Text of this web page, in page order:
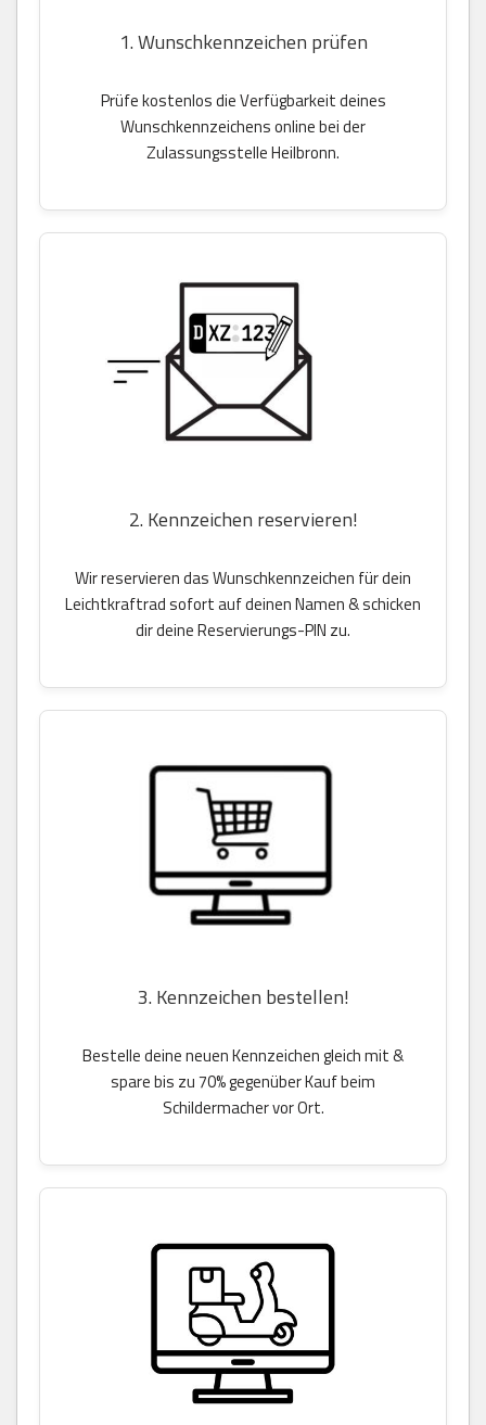
1. Wunschkennzeichen prüfen
Prüfe kostenlos die Verfügbarkeit deines
Wunschkennzeichens online bei der
Zulassungsstelle Heilbronn.
2. Kennzeichen reservieren!
Wir reservieren das Wunschkennzeichen für dein
Leichtkraftrad sofort auf deinen Namen & schicken
dir deine Reservierungs-PIN zu.
3. Kennzeichen bestellen!
Bestelle deine neuen Kennzeichen gleich mit &
spare bis zu 70% gegenüber Kauf beim
Schildermacher vor Ort.